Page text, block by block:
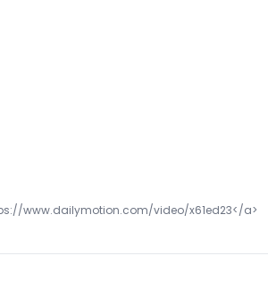
www.dailymotion.com/video/x61ed23</a>